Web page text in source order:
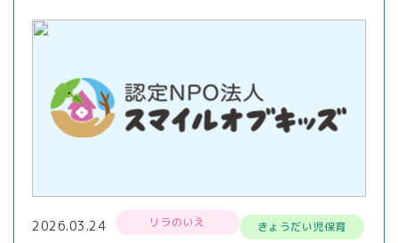
2026.03.24 リラのいえ きょうだい児保育